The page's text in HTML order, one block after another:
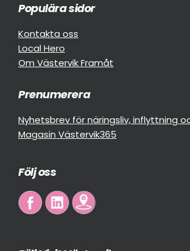
Populära sidor
Kontakta oss
Local Hero
Om Västervik Framåt
Prenumerera
Nyhetsbrev för näringsliv, inflyttning
Magasin Västervik365
Följ oss